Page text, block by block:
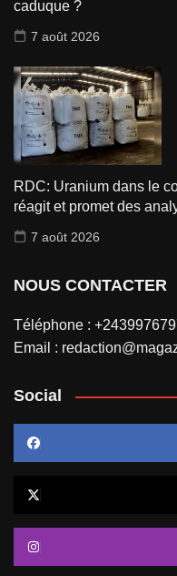
caduque ?
7 août 2026
RDC: Uranium dans le
réagit et promet des
7 août 2026
NOUS CONTACTER
Téléphone :
Email :
Social